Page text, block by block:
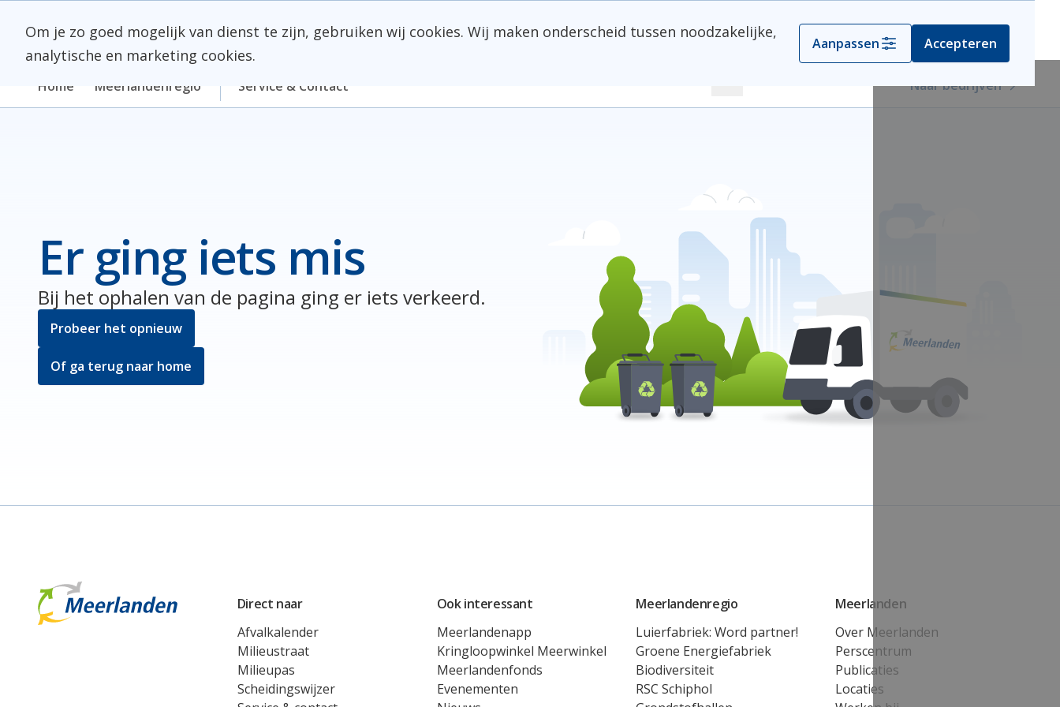
naar Meerlanden Logo
Kies je gemeente
Home Meerlandenregio Service & Contact Naar bedrijven
Er ging iets mis
Bij het ophalen van de pagina ging er iets verkeerd.
Probeer het opnieuw
Of ga terug naar home
Meerlanden Logo
Direct naar
Afvalkalender
Milieustraat
Milieupas
Scheidingswijzer
Ook interessant
Meerlandenapp
Kringloopwinkel Meerwinkel
Meerlandenfonds
Evenementen
Meerlandenregio
Luierfabriek: Word partner!
Groene Energiefabriek
Biodiversiteit
RSC Schiphol
Meerlanden
Over Meerlanden
Perscentrum
Publicaties
Locaties
Om je zo goed mogelijk van dienst te zijn, gebruiken wij cookies. Wij maken onderscheid tussen noodzakelijke,
analytische en marketing cookies.
Aanpassen Accepteren